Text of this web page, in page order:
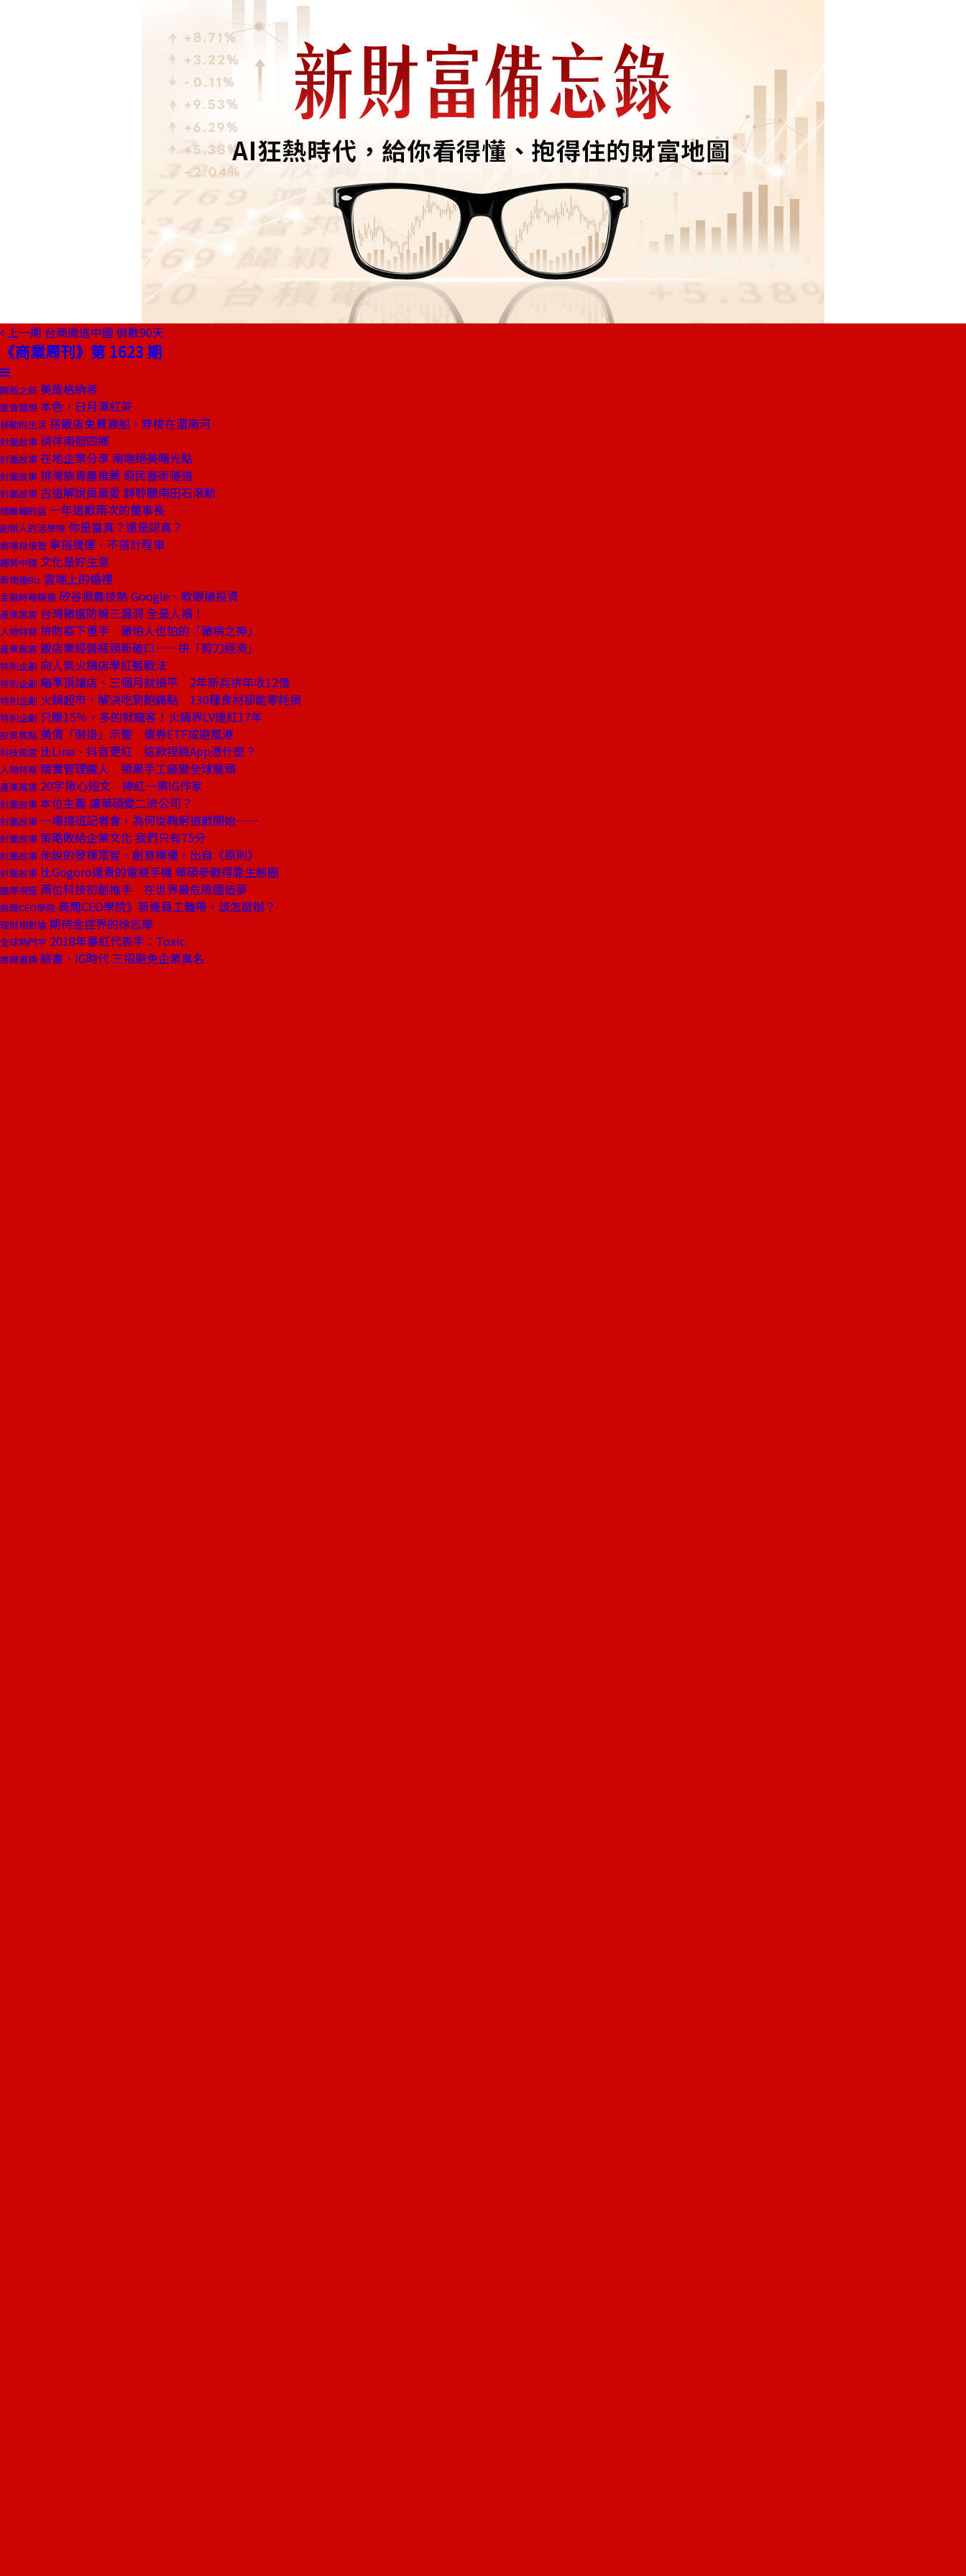
上一期 台商撤逃中國 倒數90天
《商業周刊》第 1623 期
開瓶之前 美哉格納希
旅食隨想 本色，日月潭紅茶
移動的生活 搭飯店免費渡船，穿梭在湄南河
封面故事 徜徉南迴四鄉
封面故事 在地企業分享 南端絕美曙光點
封面故事 排灣族青農推薦 原民藝術隧道
封面故事 古道解說員最愛 靜聆聽南田石滾動
總編輯的話 一年道歉兩次的董事長
創辦人的活學院 你是當真？還是認真？
商場自慢塾 寧搭捷運，不搭計程車
趨勢中國 文化是好生意
新物種Biz 雲端上的婚禮
金融時報精選 矽谷掀農技熱 Google、軟銀搶投資
產業風雲 台灣豬瘟防線三漏洞 全是人禍！
人物特寫 拚防疫下重手 豬怕人也怕的「豬病之神」
產業風雲 飯店業經營瓶頸新破口——拚「剪刀經濟」
特別企劃 向人氣火鍋店學紅藍戰法
特別企劃 瞄準頂讓店、三個月就損平 2年新兵拚年收12億
特別企劃 火鍋超市，解決吃到飽痛點 130種食材卻能零耗損
特別企劃 只賺15％，多的就寵客！火鍋界LV連紅17年
投資焦點 美債「倒掛」示警 債券ETF成避風港
科技風雲 比Line、抖音更紅 這款捏臉App憑什麼？
人物特寫 精實管理魔人 領黑手工廠變全球龍頭
產業風雲 20字揪心短文 捧紅一票IG作家
封面故事 本位主義 讓華碩變二流公司？
封面故事 一場接班記者會，為何從鞠躬道歉開始……
封面故事 策略敗給企業文化 我們只有75分
封面故事 他說的發揮眾智、創意擇優，出自《原則》
封面故事 比Gogoro還貴的電競手機 華碩參戰得靠生態圈
國際視窗 兩位科技初創推手 在世界最危險國造夢
商周CEO學院 商周CEO學院》新進員工難帶，該怎麼辦？
理財相對論 期待金控界的徐志摩
全球熱門字 2018年暴紅代表字：Toxic
商周書摘 臉書、IG時代 三招避免企業臭名